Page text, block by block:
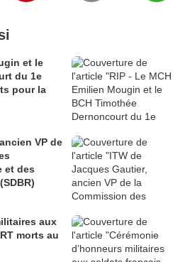
et le
du 1e
pour la
VP de
et des
aux
morts au